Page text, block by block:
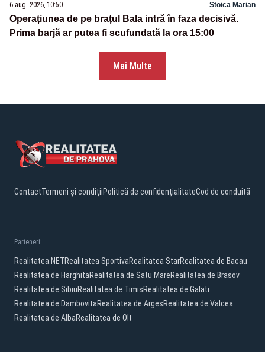
6 aug. 2026, 10:50 Stoica Marian
Operațiunea de pe brațul Bala intră în faza decisivă.
Prima barjă ar putea fi scufundată la ora 15:00
Mai Multe
ContactTermeni și condițiiPolitică de confidențialitateCod de conduită
Parteneri:
Realitatea.NETRealitatea SportivaRealitatea StarRealitatea de Bacau
Realitatea de HarghitaRealitatea de Satu MareRealitatea de Brasov
Realitatea de SibiuRealitatea de TimisRealitatea de Galati
Realitatea de DambovitaRealitatea de ArgesRealitatea de Valcea
Realitatea de AlbaRealitatea de Olt